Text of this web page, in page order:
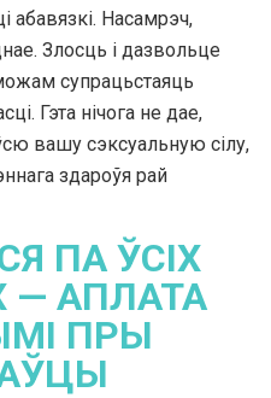
абавязкі. Насамрэч,
Злосць і дазвольце
супрацьстаяць
Гэта нічога не дае,
вашу сэксуальную сілу,
здароўя рай
ПА ЎСІХ
— АПЛАТА
ПРЫ